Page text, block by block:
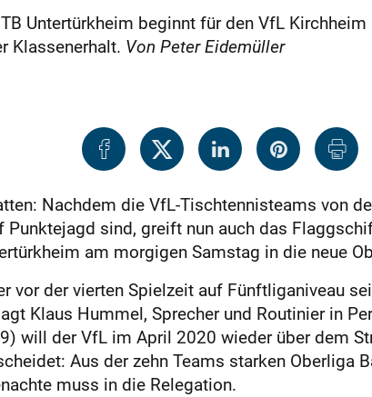
Untertürkheim beginnt für den VfL
Klassenerhalt. Von Peter Eidemüller
Nachdem die VfL-Tischtennisteams von
Punktejagd sind, greift nun auch das
am morgigen Samstag in die neue
vor der vierten Spielzeit auf Fünftliganiveau
Klaus Hummel, Sprecher und Routinier in
will der VfL im April 2020 wieder über dem
Aus der zehn Teams starken Oberliga
muss in die Relegation.